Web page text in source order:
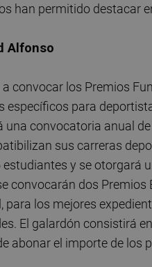
han permitido destacar
Alfonso
convocar los Premios
específicos para
una convocatoria anual
sus carreras
y se otorgará
convocarán dos
para los mejores
El galardón consistirá
abonar el importe de los